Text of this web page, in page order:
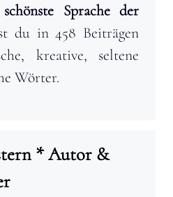
Sprache der
du in 458 Beiträgen
kreative, seltene
Wörter.
* Autor &